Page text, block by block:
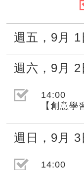
週五 ， 9月 1
週六 ， 9月 2
選取節目(未勾選)
14:00
【創意
週日 ， 9月 3
選取節目(未勾選)
14:00